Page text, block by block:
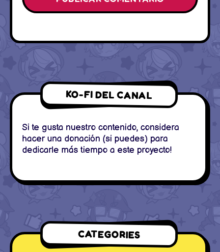
KO-FI DEL CANAL
Si te gusta nuestro contenido, considera
hacer una donación (si puedes) para
dedicarle más tiempo a este proyecto!
CATEGORIES